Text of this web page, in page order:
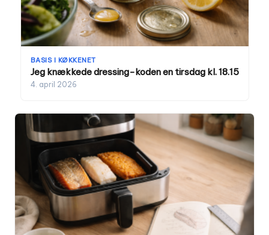
BASIS I KØKKENET
Jeg knækkede dressing-koden en tirsdag kl. 18.15
4. april 2026